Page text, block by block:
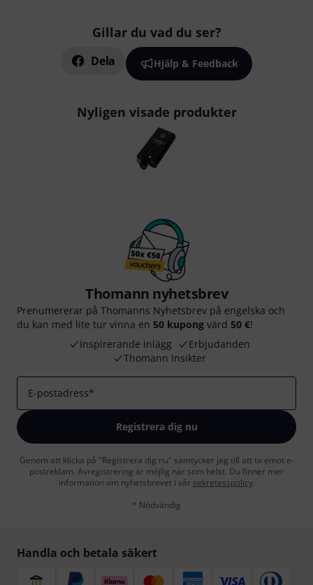
Gillar du vad du ser?
Dela Hjälp & Feedback
Nyligen visade produkter
Thomann nyhetsbrev
Prenumererar på Thomanns Nyhetsbrev på engelska och
du kan med lite tur vinna en 50 kupong värd 50 €!
Inspirerande inlägg
Erbjudanden
Thomann Insikter
E-postadress*
Registrera dig nu
Genom att klicka på "Registrera dig nu" samtycker jag till att ta emot e-
postreklam. Avregistrering är möjlig när som helst. Du finner mer
information om nyhetsbrevet i vår sekretesspolicy.
* Nödvändig
Handla och betala säkert